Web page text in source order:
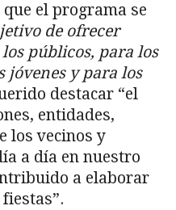
el programa se
de ofrecer
públicos, para los
jóvenes y para los
destacar “el
entidades,
los vecinos y
a día en nuestro
a elaborar